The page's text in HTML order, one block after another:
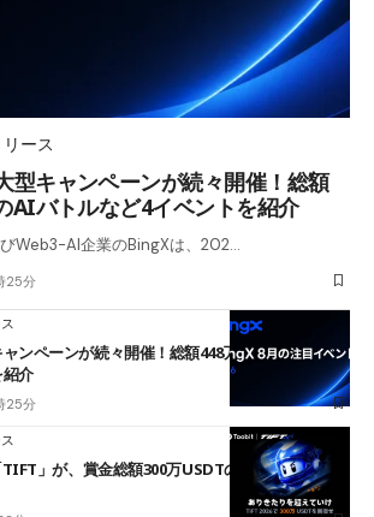
ース
型キャンペーンが続々開催！総額
AIバトルなど4イベントを紹介
Web3-AI企業のBingXは、202…
25分
ンペーンが続々開催！総額448万USDT超のAIバ
紹介
25分
」が、賞金総額300万USDTのレースとして復